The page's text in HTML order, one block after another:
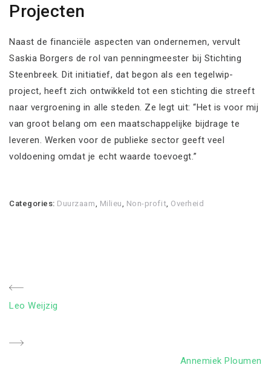
Projecten
Naast de financiële aspecten van ondernemen, vervult
Saskia Borgers de rol van penningmeester bij Stichting
Steenbreek. Dit initiatief, dat begon als een tegelwip-
project, heeft zich ontwikkeld tot een stichting die streeft
naar vergroening in alle steden. Ze legt uit: “Het is voor mij
van groot belang om een maatschappelijke bijdrage te
leveren. Werken voor de publieke sector geeft veel
voldoening omdat je echt waarde toevoegt.”
Categories: Duurzaam, Milieu, Non-profit, Overheid
Bericht
Previous
Leo Weijzig
Next
Annemiek Ploumen